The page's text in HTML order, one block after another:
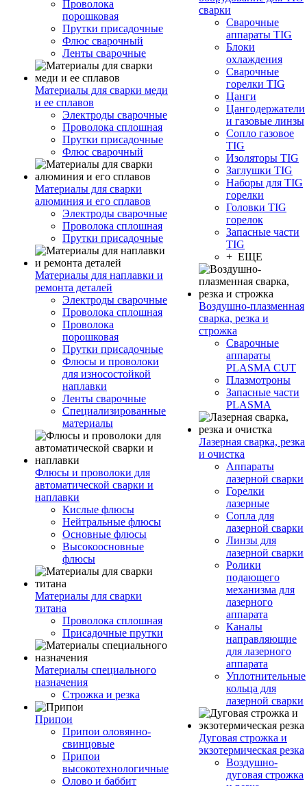
Проволока
порошковая
Прутки присадочные
Флюс сварочный
Ленты сварочные
Материалы для сварки меди
и ее сплавов
Электроды сварочные
Проволока сплошная
Прутки присадочные
Флюс сварочный
Материалы для сварки
алюминия и его сплавов
Электроды сварочные
Проволока сплошная
Прутки присадочные
Материалы для наплавки и
ремонта деталей
Электроды сварочные
Проволока сплошная
Проволока
порошковая
Прутки присадочные
Флюсы и проволоки
для износостойкой
наплавки
Ленты сварочные
Специализированные
материалы
Флюсы и проволоки для
автоматической сварки и
наплавки
Кислые флюсы
Нейтральные флюсы
Основные флюсы
Высокоосновные
флюсы
Материалы для сварки
титана
Проволока сплошная
Присадочные прутки
Материалы специального
назначения
Строжка и резка
Припои
Припои оловянно-
свинцовые
Припои
высокотехнологичные
Олово и баббит
сварки
Сварочные
аппараты TIG
Блоки
охлаждения
Сварочные
горелки TIG
Цанги
Цангодержатели
и газовые линзы
Сопло газовое
TIG
Изоляторы TIG
Заглушки TIG
Наборы для TIG
горелки
Головки TIG
горелок
Запасные части
TIG
+ ЕЩЕ
Воздушно-плазменная
сварка, резка и
строжка
Сварочные
аппараты
PLASMA CUT
Плазмотроны
Запасные части
PLASMA
Лазерная сварка, резка
и очистка
Аппараты
лазерной сварки
Горелки
лазерные
Сопла для
лазерной сварки
Линзы для
лазерной сварки
Ролики
подающего
механизма для
лазерного
аппарата
Каналы
направляющие
для лазерного
аппарата
Уплотнительные
кольца для
лазерной сварки
Дуговая строжка и
экзотермическая резка
Воздушно-
дуговая строжка